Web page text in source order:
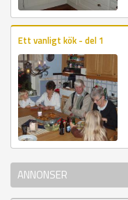
Ett vanligt kök - del 1
ANNONSER